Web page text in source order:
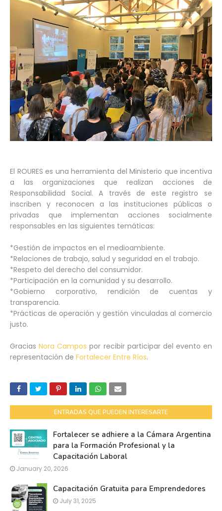
El ROURES es una herramienta del Ministerio que incentiva
a las organizaciones que realizan acciones de
Responsabilidad Social. A través de este registro se
inscriben y reconocen a las instituciones públicas o
privadas que implementan acciones socialmente
responsables en las siguientes temáticas:
*Gestión de impactos en el medioambiente.
*Relaciones de trabajo, salud y seguridad en el trabajo.
*Respeto del derecho del consumidor.
*Participación en la comunidad y su desarrollo.
*Gobierno corporativo, rendición de cuentas y
transparencia.
*Prácticas de operación y gestión vinculadas al comercio
justo.
GraciasNora Campos por recibir participar del evento en
representación de Fortalecer Entre Ríos.
ENTRADAS QUE PUEDEN INTERESARTE
Fortalecer se adhiere a la Cámara Argentina
para la Formación Profesional y la
Capacitación Laboral
January 20, 2026
Capacitación Gratuita para Emprendedores
July 31, 2025